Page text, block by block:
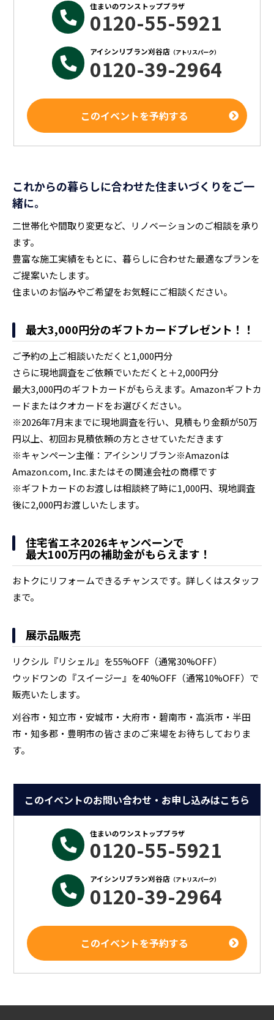
住まいのワンストッププラザ
0120-55-5921
アイシンリブラン刈谷店 （アトリスパーク）
0120-39-2964
このイベントを予約する
これからの暮らしに合わせた住まいづくりをご一
緒に。
二世帯化や間取り変更など、リノベーションのご相談を承り
ます。
豊富な施工実績をもとに、暮らしに合わせた最適なプランを
ご提案いたします。
住まいのお悩みやご希望をお気軽にご相談ください。
最大3,000円分のギフトカードプレゼント！！
ご予約の上ご相談いただくと1,000円分
さらに現地調査をご依頼でいただくと＋2,000円分
最大3,000円のギフトカードがもらえます。Amazonギフトカ
ードまたはクオカードをお選びください。
※2026年7月末までに現地調査を行い、見積もり金額が50万
円以上、初回お見積依頼の方とさせていただきます
※キャンペーン主催：アイシンリブラン※Amazonは
Amazon.com, Inc.またはその関連会社の商標です
※ギフトカードのお渡しは相談終了時に1,000円、現地調査
後に2,000円お渡しいたします。
住宅省エネ2026キャンペーンで
最大100万円の補助金がもらえます！
おトクにリフォームできるチャンスです。詳しくはスタッフ
まで。
展示品販売
リクシル『リシェル』を55%OFF（通常30%OFF）
ウッドワンの『スイージー』を40%OFF（通常10%OFF）で
販売いたします。
刈谷市・知立市・安城市・大府市・碧南市・高浜市・半田
市・知多郡・豊明市の皆さまのご来場をお待ちしておりま
す。
このイベントのお問い合わせ・お申し込みはこちら
住まいのワンストッププラザ
0120-55-5921
アイシンリブラン刈谷店 （アトリスパーク）
0120-39-2964
このイベントを予約する